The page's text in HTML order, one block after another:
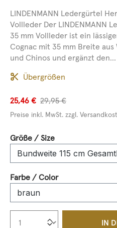
LINDENMANN Ledergürtel
Vollleder Der LINDENMANN
35 mm Vollleder ist ein
Cognac mit 35 mm Breite
und Chinos und ergänzt den...
Übergrößen
25,46 € 29,95 €
Preise inkl. MwSt. zzgl.
Größe / Sizeauswählen
Farbe / Colorauswählen
Produkt Anzahl:IN